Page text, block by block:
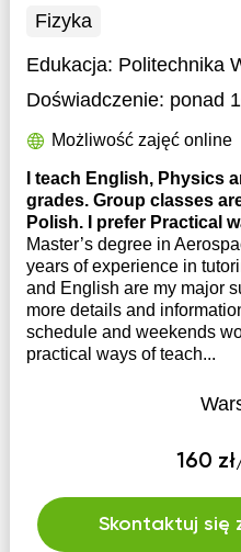
Fizyka
Edukacja: Politechnika
Doświadczenie: ponad
Możliwość zajęć online
I teach English, Physics
grades. Group classes
Polish. I prefer Practical
Master’s degree in
years of experience in
and English are my major
more details and
schedule and weekends
practical ways of teach...
160
Skontaktuj się